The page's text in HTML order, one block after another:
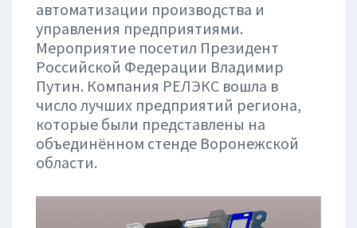
автоматизации производства и
управления предприятиями.
Мероприятие посетил Президент
Российской Федерации Владимир
Путин. Компания РЕЛЭКС вошла в
число лучших предприятий региона,
которые были представлены на
объединённом стенде Воронежской
области.